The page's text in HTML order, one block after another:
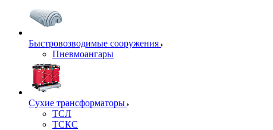
Быстровозводимые сооружения
Пневмоангары
Сухие трансформаторы
ТСЛ
ТСКС